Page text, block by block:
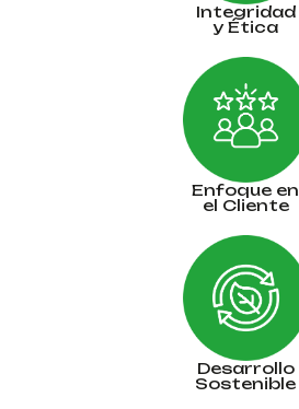
Integridad
y Ética
Enfoque en
el Cliente
Desarrollo
Sostenible